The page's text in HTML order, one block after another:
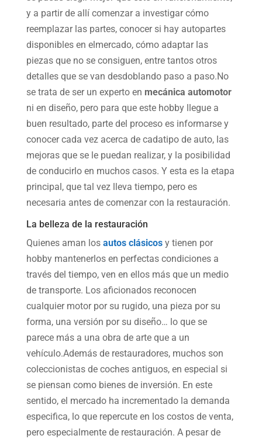
y a partir de allí comenzar a investigar cómo
reemplazar las partes, conocer si hay autopartes
disponibles en elmercado, cómo adaptar las
piezas que no se consiguen, entre tantos otros
detalles que se van desdoblando paso a paso.No
se trata de ser un experto en mecánica automotor
ni en diseño, pero para que este hobby llegue a
buen resultado, parte del proceso es informarse y
conocer cada vez acerca de cadatipo de auto, las
mejoras que se le puedan realizar, y la posibilidad
de conducirlo en muchos casos. Y esta es la etapa
principal, que tal vez lleva tiempo, pero es
necesaria antes de comenzar con la restauración.
La belleza de la restauración
Quienes aman los autos clásicosy tienen por
hobby mantenerlos en perfectas condiciones a
través del tiempo, ven en ellos más que un medio
de transporte. Los aficionados reconocen
cualquier motor por su rugido, una pieza por su
forma, una versión por su diseño… lo que se
parece más a una obra de arte que a un
vehículo.Además de restauradores, muchos son
coleccionistas de coches antiguos, en especial si
se piensan como bienes de inversión. En este
sentido, el mercado ha incrementado la demanda
especifica, lo que repercute en los costos de venta,
pero especialmente de restauración. A pesar de